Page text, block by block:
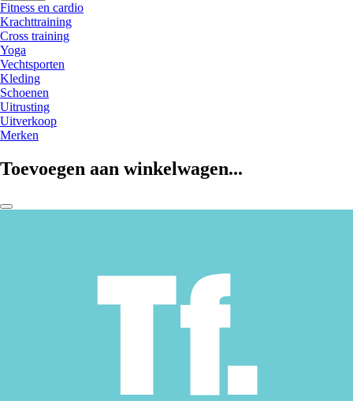
Fitness en cardio
Krachttraining
Cross training
Yoga
Vechtsporten
Kleding
Schoenen
Uitrusting
Uitverkoop
Merken
Toevoegen aan winkelwagen...